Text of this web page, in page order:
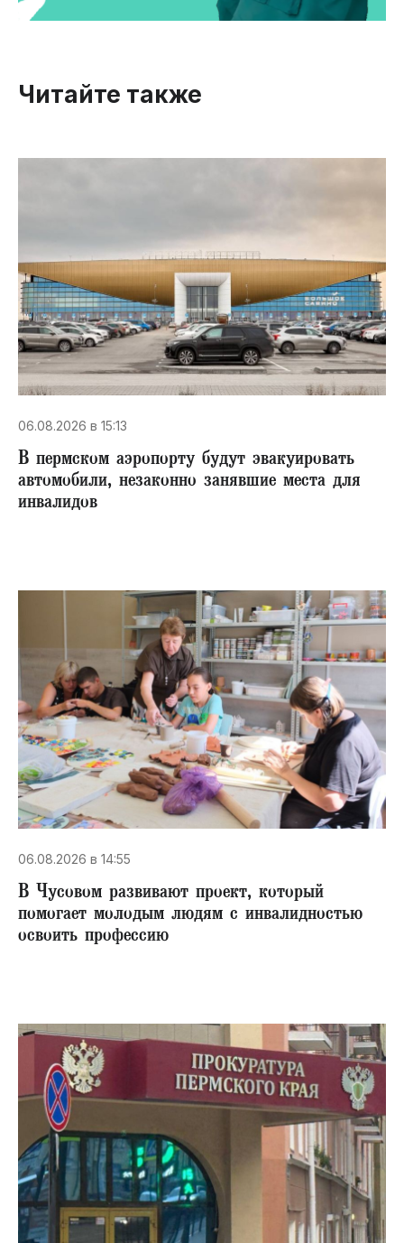
Читайте также
06.08.2026 в 15:13
В пермском аэропорту будут эвакуировать
автомобили, незаконно занявшие места для
инвалидов
06.08.2026 в 14:55
В Чусовом развивают проект, который
помогает молодым людям с инвалидностью
освоить профессию